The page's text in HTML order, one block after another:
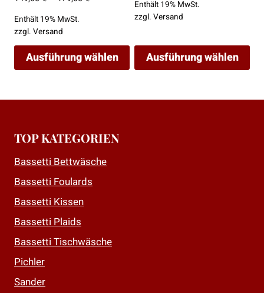
gewählt
werden
gewählt
Enthält 19% MwSt.
zzgl. Versand
Ausführung wählen
Varianten
auf.
Optionen
können
auf
der
gewählt
werden
Enthält 19% MwSt.
zzgl. Versand
Ausführung wählen
TOP KATEGORIEN
Bassetti Bettwäsche
Bassetti Foulards
Bassetti Kissen
Bassetti Plaids
Bassetti Tischwäsche
Pichler
Sander